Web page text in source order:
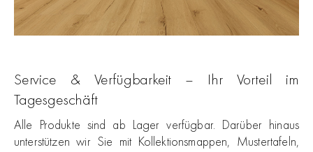
Service & Verfügbarkeit – Ihr Vorteil im
Tagesgeschäft
Alle Produkte sind ab Lager verfügbar. Darüber hinaus
unterstützen wir Sie mit Kollektionsmappen, Mustertafeln,